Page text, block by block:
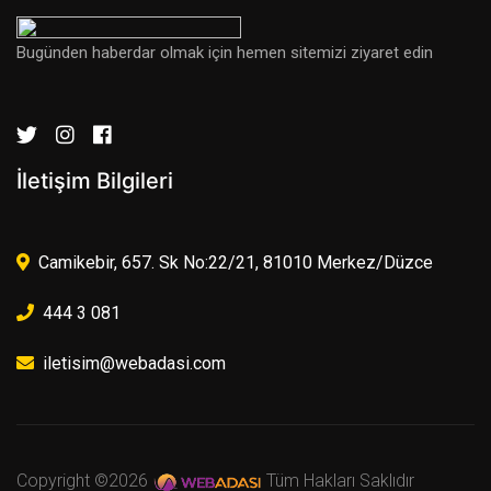
Bugünden haberdar olmak için hemen sitemizi ziyaret edin
İletişim Bilgileri
Camikebir, 657. Sk No:22/21, 81010 Merkez/Düzce
444 3 081
iletisim@webadasi.com
Copyright ©2026 Tüm Hakları Saklıdır